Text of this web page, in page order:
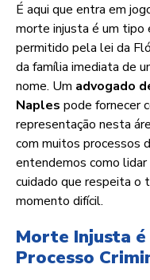
É aqui que entra em
morte injusta é um tipo
permitido pela lei da
da família imediata de
nome. Um advogado
Naples pode fornecer
representação nesta
com muitos processos
entendemos como
cuidado que respeita o
momento difícil.
Morte Injusta
Processo